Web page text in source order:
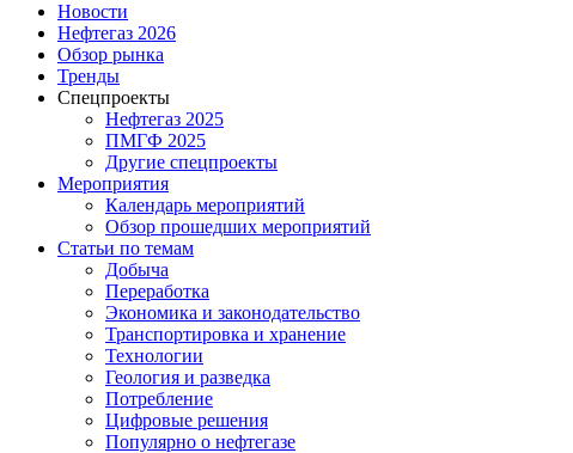
Новости
Нефтегаз 2026
Обзор рынка
Тренды
Спецпроекты
Нефтегаз 2025
ПМГФ 2025
Другие спецпроекты
Мероприятия
Календарь мероприятий
Обзор прошедших мероприятий
Статьи по темам
Добыча
Переработка
Экономика и законодательство
Транспортировка и хранение
Технологии
Геология и разведка
Потребление
Цифровые решения
Популярно о нефтегазе